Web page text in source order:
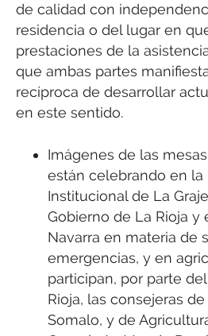
de calidad con
residencia o del lugar en
prestaciones de la
que ambas partes
recíproca de desarrollar
en este sentido.
Imágenes de las
están celebrando en la
Institucional de La
Gobierno de La Rioja y
Navarra en materia de
emergencias, y en
participan, por parte
Rioja, las consejeras
Somalo, y de